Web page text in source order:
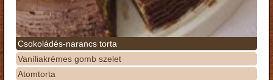
Csokoládés-narancs torta
Vaníliakrémes gomb szelet
Atomtorta